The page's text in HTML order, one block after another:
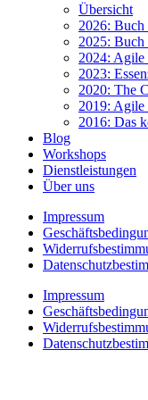
Über­sicht
2026:
2025: Buch
2024: Agi­le
2023:
2020: The
2019: Agi­le
2016: Das
Blog
Work­shops
Dienst­leis­tun­gen
Über uns
Impres­sum
Impres­sum